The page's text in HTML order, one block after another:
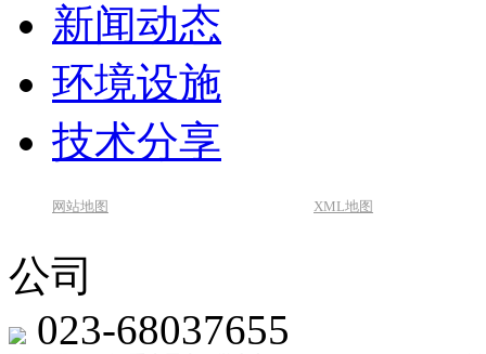
新闻动态
环境设施
技术分享
网站地图 XML地图
公司
023-68037655